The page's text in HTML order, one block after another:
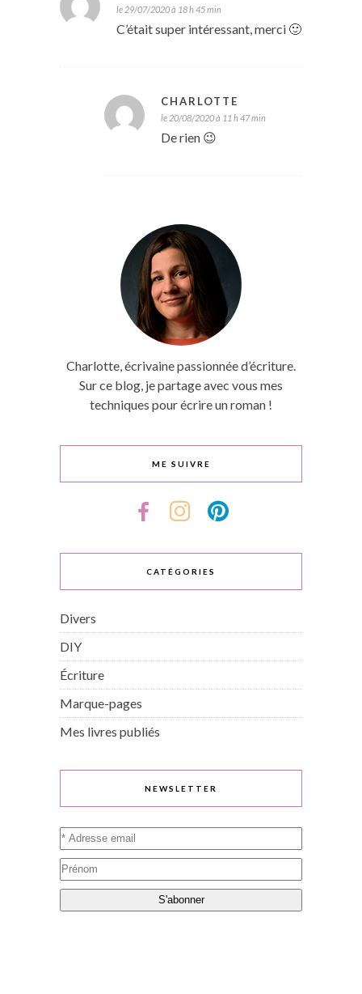
le 29/07/2020 à 18 h 45 min
C’était super intéressant, merci 🙂
CHARLOTTE
le 20/08/2020 à 11 h 47 min
De rien 😉
Charlotte, écrivaine passionnée d’écriture.
Sur ce blog, je partage avec vous mes
techniques pour écrire un roman !
ME SUIVRE
CATÉGORIES
Divers
DIY
Écriture
Marque-pages
Mes livres publiés
NEWSLETTER